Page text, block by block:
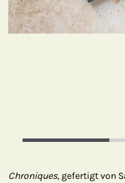
Chroniques, gefertigt von